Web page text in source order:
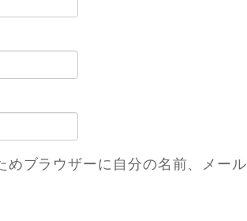
めブラウザーに自分の名前、メール